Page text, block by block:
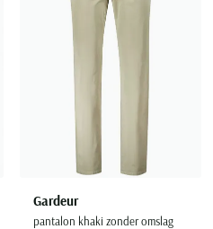
Gardeur
pantalon khaki zonder omslag